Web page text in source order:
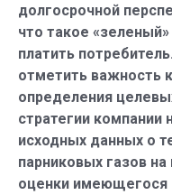
долгосрочной
что такое
платить
отметить важность
определения
стратегии компании
исходных данных о
парниковых газов
оценки имеющегося